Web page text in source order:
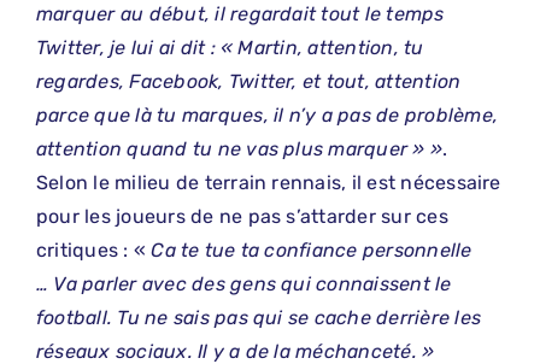
marquer au début, il regardait tout le temps
Twitter, je lui ai dit : « Martin, attention, tu
regardes, Facebook, Twitter, et tout, attention
parce que là tu marques, il n’y a pas de problème,
attention quand tu ne vas plus marquer » ».
Selon le milieu de terrain rennais, il est nécessaire
pour les joueurs de ne pas s’attarder sur ces
critiques : «Ca te tue ta confiance personnelle
… Va parler avec des gens qui connaissent le
football. Tu ne sais pas qui se cache derrière les
réseaux sociaux. Il y a de la méchanceté. »